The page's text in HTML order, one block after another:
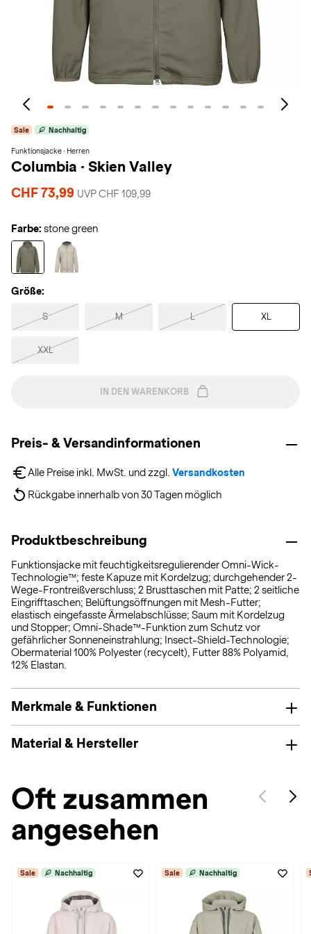
Sale Nachhaltig
Funktionsjacke · Herren
Columbia · Skien Valley
CHF 73,99 UVP CHF 109,99
Farbe: stone green
Größe:
S M L XL
XXL
IN DEN WARENKORB
Preis- & Versandinformationen
Alle Preise inkl. MwSt. und zzgl. Versandkosten
Rückgabe innerhalb von 30 Tagen möglich
Produktbeschreibung
Funktionsjacke mit feuchtigkeitsregulierender Omni-Wick-
Technologie™; feste Kapuze mit Kordelzug; durchgehender 2-
Wege-Frontreißverschluss; 2 Brusttaschen mit Patte; 2 seitliche
Eingrifftaschen; Belüftungsöffnungen mit Mesh-Futter;
elastisch eingefasste Ärmelabschlüsse; Saum mit Kordelzug
und Stopper; Omni-Shade™-Funktion zum Schutz vor
gefährlicher Sonneneinstrahlung; Insect-Shield-Technologie;
Obermaterial 100% Polyester (recycelt), Futter 88% Polyamid,
12% Elastan.
Merkmale & Funktionen
Material & Hersteller
Oft zusammen
angesehen
Sale Nachhaltig Sale Nachhaltig